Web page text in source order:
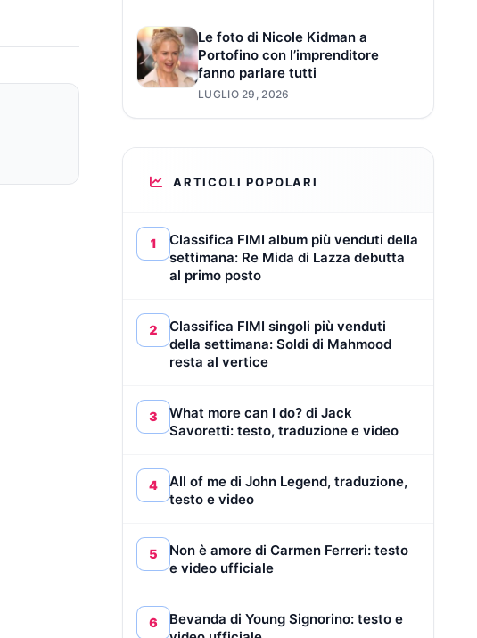
Le foto di Nicole Kidman a
Portofino con l’imprenditore
fanno parlare tutti
LUGLIO 29, 2026
ARTICOLI POPOLARI
1
Classifica FIMI album più venduti della
settimana: Re Mida di Lazza debutta
al primo posto
2
Classifica FIMI singoli più venduti
della settimana: Soldi di Mahmood
resta al vertice
3
What more can I do? di Jack
Savoretti: testo, traduzione e video
4
All of me di John Legend, traduzione,
testo e video
5
Non è amore di Carmen Ferreri: testo
e video ufficiale
6
Bevanda di Young Signorino: testo e